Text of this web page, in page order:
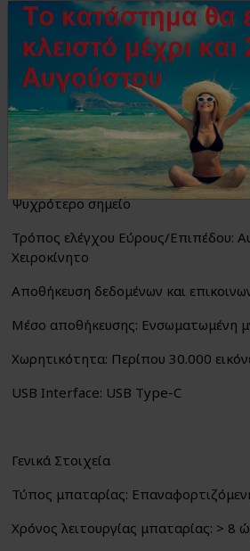
Μέτρηση και Ανάλυση
Εύρος θερμοκρασίας αντικειμένων:
έως 1022°F)
Ακρίβεια: Μέγιστη (±2°C / 3.6°F±2%)
περιβάλλοντος 15°C - 35°C (59°F -
θερμοκρασία αντικειμένου > 0°C
Εργαλεία μέτρησης: Κεντρικό
Ψυχρότερο σημείο
Τρόπος ελέγχου Εύρους/Επιπέδου:
Χειροκίνητο
Αποθήκευση δεδομένων και
Μέσο αποθήκευσης: Ενσωματωμένη
Χωρητικότητα: Περίπου 30.000
USB Interface: USB Type-C
Γενικά Στοιχεία
Τύπος μπαταρίας:
Χρόνος λειτουργίας μπαταρίας: > 8